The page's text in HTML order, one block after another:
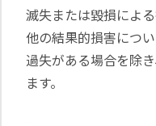
滅失または毀損によ
他の結果的損害につ
過失がある場合を除
ます。